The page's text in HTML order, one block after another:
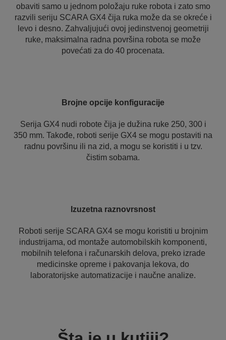
obaviti samo u jednom položaju ruke robota i zato smo
razvili seriju SCARA GX4 čija ruka može da se okreće i
levo i desno. Zahvaljujući ovoj jedinstvenoj geometriji
ruke, maksimalna radna površina robota se može
povećati za do 40 procenata.
Brojne opcije konfiguracije
Serija GX4 nudi robote čija je dužina ruke 250, 300 i
350 mm. Takođe, roboti serije GX4 se mogu postaviti na
radnu površinu ili na zid, a mogu se koristiti i u tzv.
čistim sobama.
Izuzetna raznovrsnost
Roboti serije SCARA GX4 se mogu koristiti u brojnim
industrijama, od montaže automobilskih komponenti,
mobilnih telefona i računarskih delova, preko izrade
medicinske opreme i pakovanja lekova, do
laboratorijske automatizacije i naučne analize.